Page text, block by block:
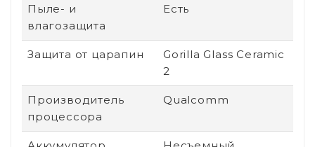
Пыле- и
влагозащита
Есть
Защита от царапин
Gorilla Glass Ceramic
2
Производитель
процессора
Qualcomm